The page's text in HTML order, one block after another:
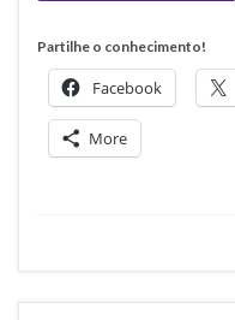
Partilhe o conhecimento!
Facebook
More